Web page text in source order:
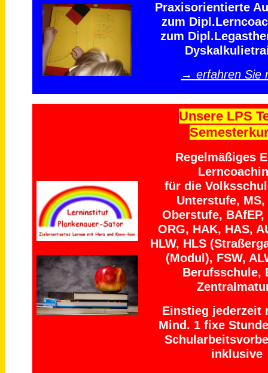
Praxisorientierte
zum
zum
→ erfahren Sie
Unsere LPS
Regelmäßiges
für die
Unterstufe, MS,
Oberstufe, BAfEP,
ORG, HAK, HAS,
HLW, HLS
(Modul), FSW,
Berufsschule,
Einstieg jederzeit
Mind. 1 fixe
inklusive